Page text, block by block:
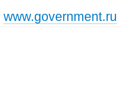
www.government.ru